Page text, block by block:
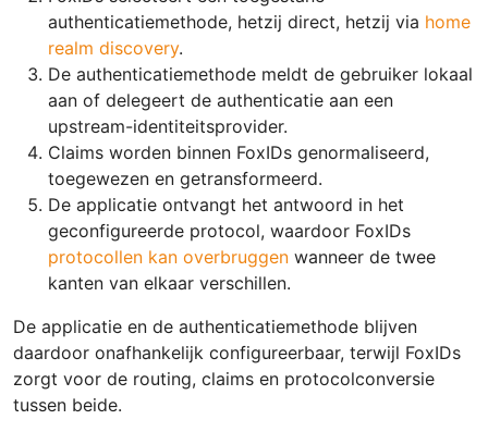
authenticatiemethode, hetzij direct, hetzij via home
realm discovery.
De authenticatiemethode meldt de gebruiker lokaal
aan of delegeert de authenticatie aan een
upstream-identiteitsprovider.
Claims worden binnen FoxIDs genormaliseerd,
toegewezen en getransformeerd.
De applicatie ontvangt het antwoord in het
geconfigureerde protocol, waardoor FoxIDs
protocollen kan overbruggen wanneer de twee
kanten van elkaar verschillen.
De applicatie en de authenticatiemethode blijven
daardoor onafhankelijk configureerbaar, terwijl FoxIDs
zorgt voor de routing, claims en protocolconversie
tussen beide.